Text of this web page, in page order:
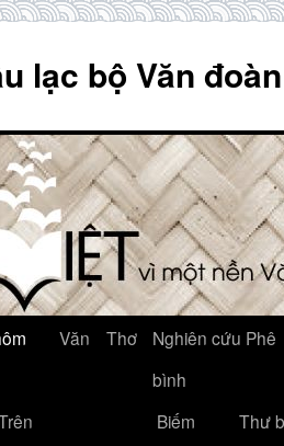
lạc bộ Văn
Văn Thơ
Nghiên cứu Phê
bình
Biếm
Thư